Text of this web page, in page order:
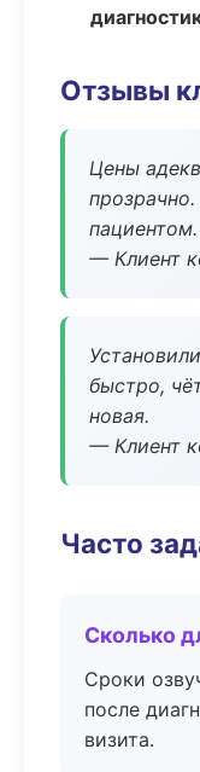
Отзывы
Цены
пациентом.
— Клиент
быстро,
новая.
— Клиент
Часто
Сколько
Сроки
после
визита.